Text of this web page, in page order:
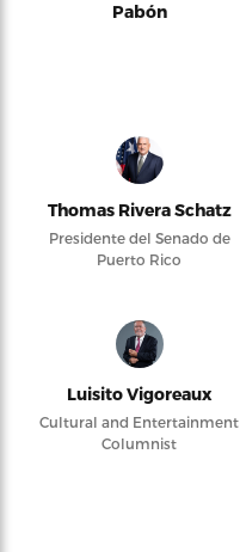
Pabón
Thomas Rivera Schatz
Presidente del Senado de
Puerto Rico
Luisito Vigoreaux
Cultural and Entertainment
Columnist